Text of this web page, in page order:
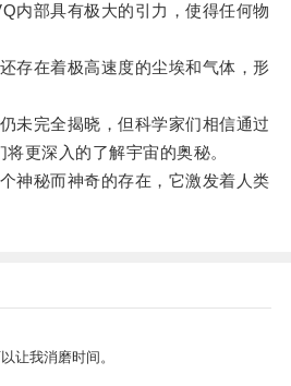
部具有极大的引力，使得任何物
在着极高速度的尘埃和气体，形
完全揭晓，但科学家们相信通过
更深入的了解宇宙的奥秘。
秘而神奇的存在，它激发着人类
让我消磨时间。